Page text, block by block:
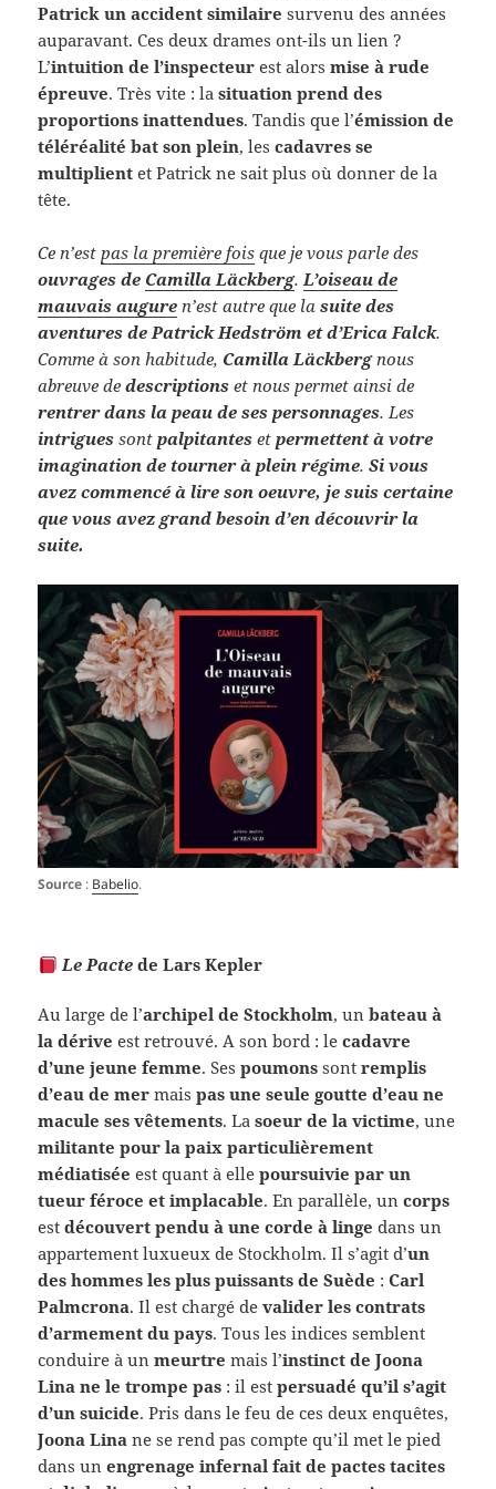
Patrick un accident similairesurvenu des années
auparavant. Ces deux drames ont-ils un lien ?
L’intuition de l’inspecteur est alorsmise à rude
épreuve. Très vite : lasituation prend des
proportions inattendues. Tandis que l’émission de
téléréalité bat son plein, lescadavres se
multiplient et Patrick ne sait plus où donner de la
tête.
Ce n’est pas la première fois que je vous parle des
ouvrages de Camilla Läckberg. L’oiseau de
mauvais augure n’est autre que lasuite des
aventures de Patrick Hedström et d’Erica Falck.
Comme à son habitude, Camilla Läckbergnous
abreuve dedescriptions et nous permet ainsi de
rentrer dans la peau de ses personnages. Les
intrigues sontpalpitantes etpermettent à votre
imagination de tourner à plein régime.Si vous
avez commencé à lire son oeuvre, je suis certaine
que vous avez grand besoin d’en découvrir la
suite.
Source : Babelio.
Le Pactede Lars Kepler
Au large de l’archipel de Stockholm, unbateau à
la dérive est retrouvé. A son bord : lecadavre
d’une jeune femme. Sespoumons sontremplis
d’eau de mer maispas une seule goutte d’eau ne
macule ses vêtements. Lasoeur de la victime, une
militante pour la paix particulièrement
médiatisée est quant à ellepoursuivie par un
tueur féroce et implacable. En parallèle, uncorps
estdécouvert pendu à une corde à linge dans un
appartement luxueux de Stockholm. Il s’agit d’un
des hommes les plus puissants de Suède :Carl
Palmcrona. Il est chargé devalider les contrats
d’armement du pays. Tous les indices semblent
conduire à unmeurtre mais l’instinct de Joona
Lina ne le trompe pas : il estpersuadé qu’il s’agit
d’un suicide. Pris dans le feu de ces deux enquêtes,
Joona Lina ne se rend pas compte qu’il met le pied
dans unengrenage infernal fait de pactes tacites